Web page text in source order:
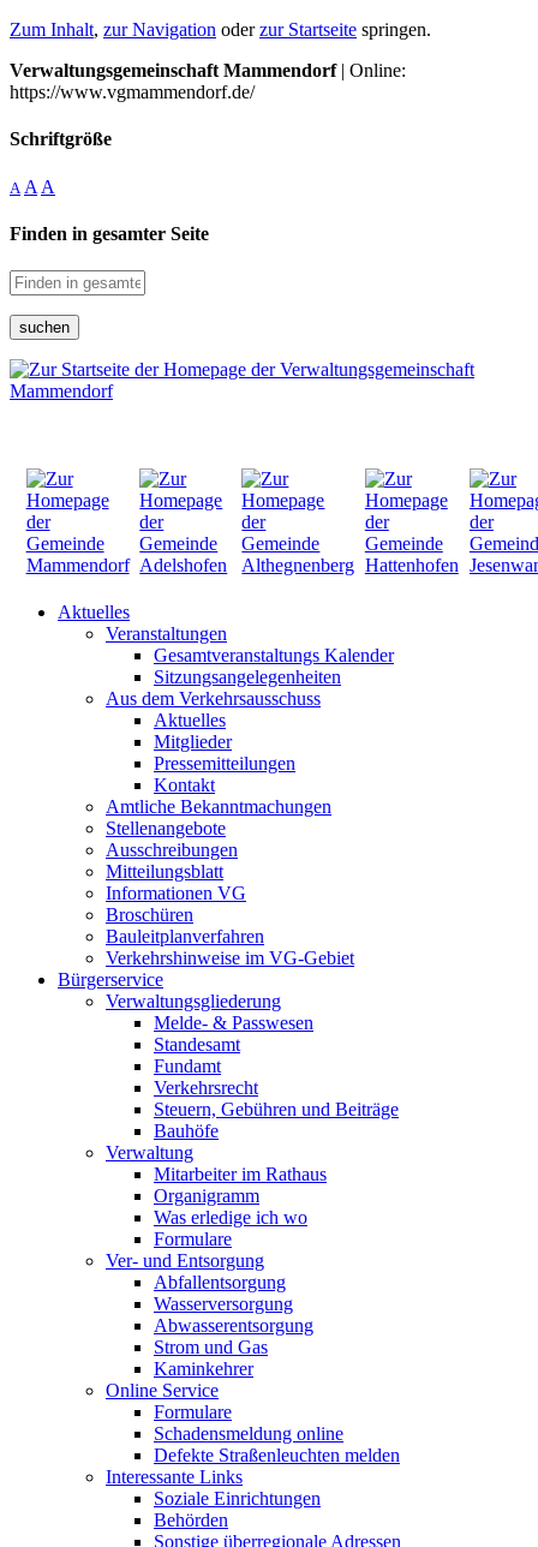
Zum Inhalt, zur Navigation oderzur Startseite springen.
Verwaltungsgemeinschaft Mammendorf| Online:
https://www.vgmammendorf.de/
Schriftgröße
A A A
Finden in gesamter Seite
suchen
Aktuelles
Veranstaltungen
Gesamtveranstaltungs Kalender
Sitzungsangelegenheiten
Aus dem Verkehrsausschuss
Aktuelles
Mitglieder
Pressemitteilungen
Kontakt
Amtliche Bekanntmachungen
Stellenangebote
Ausschreibungen
Mitteilungsblatt
Informationen VG
Broschüren
Bauleitplanverfahren
Verkehrshinweise im VG-Gebiet
Bürgerservice
Verwaltungsgliederung
Melde- & Passwesen
Standesamt
Fundamt
Verkehrsrecht
Steuern, Gebühren und Beiträge
Bauhöfe
Verwaltung
Mitarbeiter im Rathaus
Organigramm
Was erledige ich wo
Formulare
Ver- und Entsorgung
Abfallentsorgung
Wasserversorgung
Abwasserentsorgung
Strom und Gas
Kaminkehrer
Online Service
Formulare
Schadensmeldung online
Defekte Straßenleuchten melden
Interessante Links
Soziale Einrichtungen
Behörden
Sonstige überregionale Adressen